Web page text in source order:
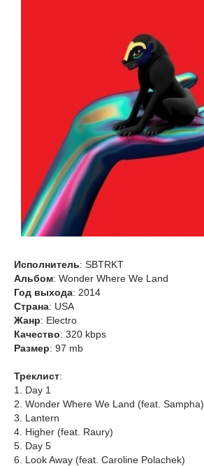
Исполнитель: SBTRKT
Альбом: Wonder Where We Land
Год выхода: 2014
Страна: USA
Жанр: Electro
Качество: 320 kbps
Размер: 97 mb
Треклист:
1. Day 1
2. Wonder Where We Land (feat. Sampha)
3. Lantern
4. Higher (feat. Raury)
5. Day 5
6. Look Away (feat. Caroline Polachek)